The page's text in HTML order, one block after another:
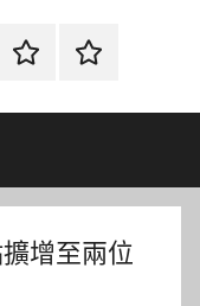
環
清
聯
徵
增至兩位